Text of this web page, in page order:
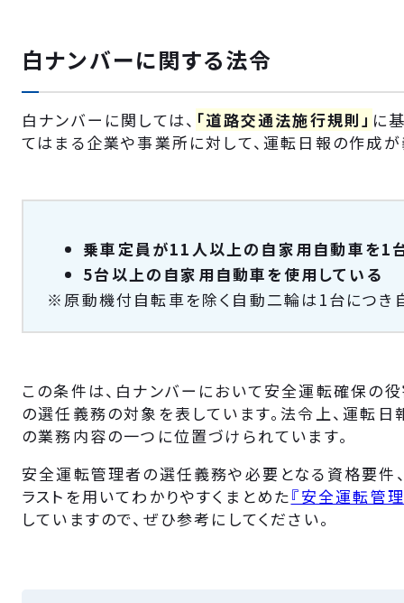
白ナンバーに関する法令
白ナンバーに関しては、 「道路交通法施行規則」 に
てはまる企業や事業所に対して、運転日報の作成
乗車定員が11人以上の自家用自動車を1
5台以上の自家用自動車を使用している
※原動機付自転車を除く自動二輪は1台につき
この条件は、白ナンバーにおいて安全運転確保の
の選任義務の対象を表しています。法令上、運転
の業務内容の一つに位置づけられています。
安全運転管理者の選任義務や必要となる資格要件
ラストを用いてわかりやすくまとめた『安全運転管
していますので、ぜひ参考にしてください。